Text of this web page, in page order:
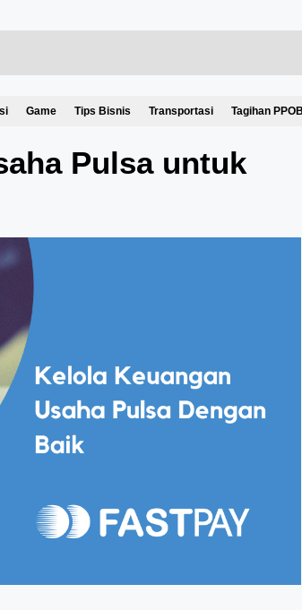
Game Tips Bisnis Transportasi Tagihan PPOB
Pulsa untuk